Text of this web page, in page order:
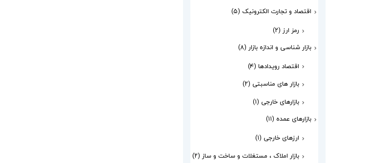
اقتصاد و تجارت الکترونیک (۵)
رمز ارز (۲)
بازار شناسی و اندازه بازار (۸)
اقتصاد رویدادها (۴)
بازار های مناسبتی (۲)
بازارهای خارجی (۱)
بازارهای عمده (۱۱)
ارزهای خارجی (۱)
بازار املاک ، مستغلات و ساخت و ساز (۲)